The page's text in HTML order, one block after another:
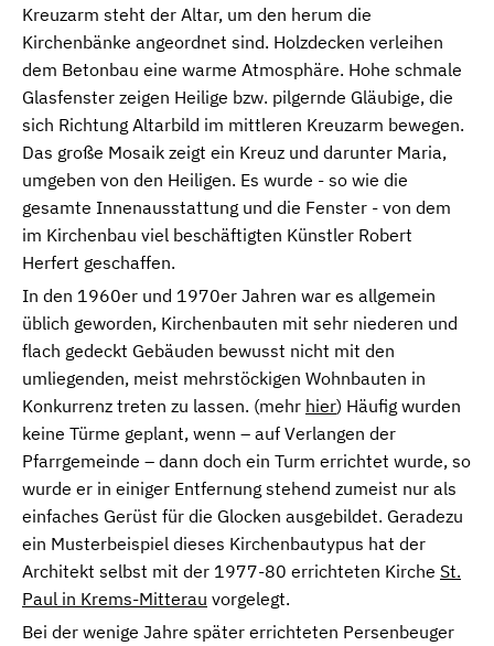
Kreuzarm steht der Altar, um den herum die
Kirchenbänke angeordnet sind. Holzdecken verleihen
dem Betonbau eine warme Atmosphäre. Hohe schmale
Glasfenster zeigen Heilige bzw. pilgernde Gläubige, die
sich Richtung Altarbild im mittleren Kreuzarm bewegen.
Das große Mosaik zeigt ein Kreuz und darunter Maria,
umgeben von den Heiligen. Es wurde - so wie die
gesamte Innenausstattung und die Fenster - von dem
im Kirchenbau viel beschäftigten Künstler Robert
Herfert geschaffen.
In den 1960er und 1970er Jahren war es allgemein
üblich geworden, Kirchenbauten mit sehr niederen und
flach gedeckt Gebäuden bewusst nicht mit den
umliegenden, meist mehrstöckigen Wohnbauten in
Konkurrenz treten zu lassen. (mehr hier) Häufig wurden
keine Türme geplant, wenn – auf Verlangen der
Pfarrgemeinde – dann doch ein Turm errichtet wurde, so
wurde er in einiger Entfernung stehend zumeist nur als
einfaches Gerüst für die Glocken ausgebildet. Geradezu
ein Musterbeispiel dieses Kirchenbautypus hat der
Architekt selbst mit der 1977-80 errichteten Kirche St.
Paul in Krems-Mitterau vorgelegt.
Bei der wenige Jahre später errichteten Persenbeuger